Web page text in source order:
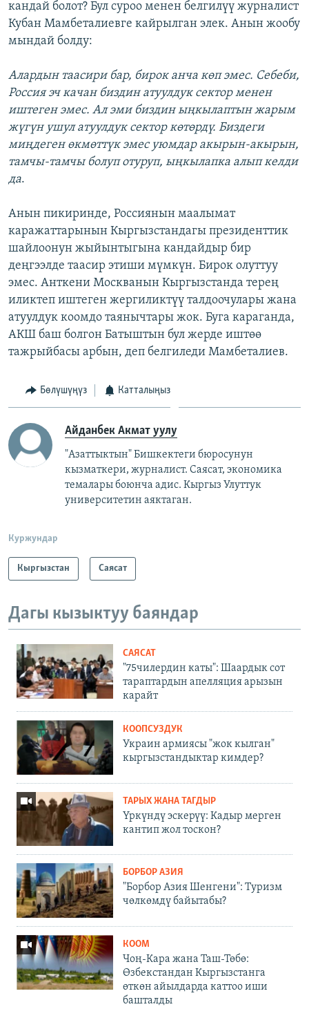
кандай болот? Бул суроо менен белгилүү журналист
Кубан Мамбеталиевге кайрылган элек. Анын жообу
мындай болду:
Алардын таасири бар, бирок анча көп эмес. Себеби,
Россия эч качан биздин атуулдук сектор менен
иштеген эмес. Ал эми биздин ыңкылаптын жарым
жүгүн ушул атуулдук сектор көтөрдү. Биздеги
миңдеген өкмөттүк эмес уюмдар акырын-акырын,
тамчы-тамчы болуп отуруп, ыңкылапка алып келди
да.
Анын пикиринде, Россиянын маалымат
каражаттарынын Кыргызстандагы президенттик
шайлоонун жыйынтыгына кандайдыр бир
деңгээлде таасир этиши мүмкүн. Бирок олуттуу
эмес. Анткени Москванын Кыргызстанда терең
иликтеп иштеген жергиликтүү талдоочулары жана
атуулдук коомдо таянычтары жок. Буга караганда,
АКШ баш болгон Батыштын бул жерде иштөө
тажрыйбасы арбын, деп белгиледи Мамбеталиев.
Бөлүшүңүз Катталыңыз
Айданбек Акмат уулу
"Азаттыктын" Бишкектеги бюросунун
кызматкери, журналист. Саясат, экономика
темалары боюнча адис. Кыргыз Улуттук
университетин аяктаган.
Куржундар
Кыргызстан Саясат
Дагы кызыктуу баяндар
САЯСАТ
"75чилердин каты": Шаардык сот
тараптардын апелляция арызын
карайт
КООПСУЗДУК
Украин армиясы "жок кылган"
кыргызстандыктар кимдер?
ТАРЫХ ЖАНА ТАГДЫР
Үркүндү эскерүү: Кадыр мерген
кантип жол тоскон?
БОРБОР АЗИЯ
"Борбор Азия Шенгени": Туризм
чөлкөмдү байытабы?
КООМ
Чоң-Кара жана Таш-Төбө:
Өзбекстандан Кыргызстанга
өткөн айылдарда каттоо иши
башталды